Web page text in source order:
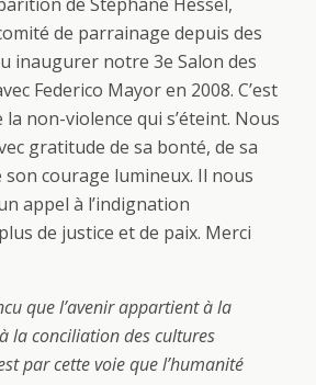
de parrainage depuis des
inaugurer notre 3e Salon des
Federico Mayor en 2008. C’est
non-violence qui s’éteint. Nous
gratitude de sa bonté, de sa
courage lumineux. Il nous
appel à l’indignation
de justice et de paix. Merci
que l’avenir appartient à la
la conciliation des cultures
par cette voie que l’humanité